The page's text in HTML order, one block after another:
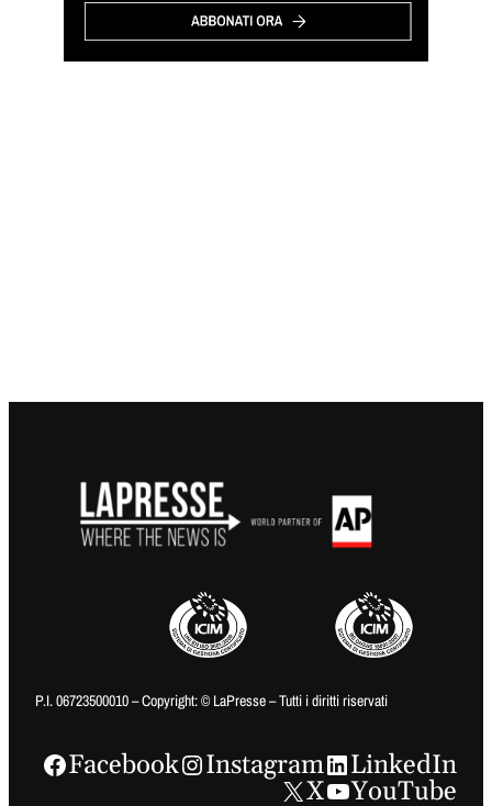
P.I. 06723500010 – Copyright: © LaPresse – Tutti i diritti riservati
Facebook Instagram
LinkedIn
X
YouTube